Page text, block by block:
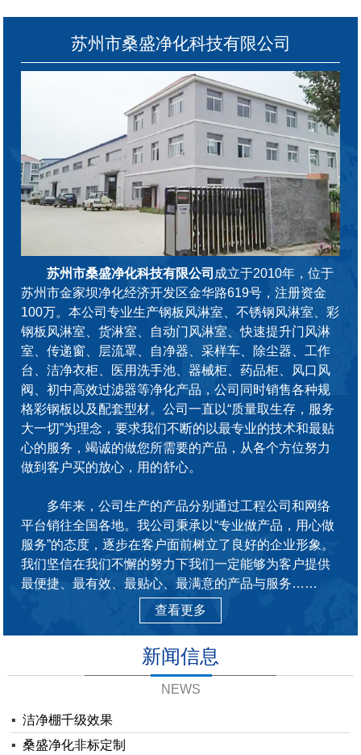
苏州市桑盛净化科技有限公司
苏州市桑盛净化科技有限公司 成立于2010年，位于
苏州市金家坝净化经济开发区金华路619号，注册资金
100万。本公司专业生产钢板风淋室、不锈钢风淋室、彩
钢板风淋室、货淋室、自动门风淋室、快速提升门风淋
室、传递窗、层流罩、自净器、采样车、除尘器、工作
台、洁净衣柜、医用洗手池、器械柜、药品柜、风口风
阀、初中高效过滤器等净化产品，公司同时销售各种规
格彩钢板以及配套型材。公司一直以“质量取生存，服务
大一切”为理念，要求我们不断的以最专业的技术和最贴
心的服务，竭诚的做您所需要的产品，从各个方位努力
做到客户买的放心，用的舒心。
多年来，公司生产的产品分别通过工程公司和网络
平台销往全国各地。我公司秉承以“专业做产品，用心做
服务”的态度，逐步在客户面前树立了良好的企业形象。
我们坚信在我们不懈的努力下我们一定能够为客户提供
最便捷、最有效、最贴心、最满意的产品与服务……
查看更多
新闻信息
NEWS
▪ 洁净棚千级效果
▪ 桑盛净化非标定制